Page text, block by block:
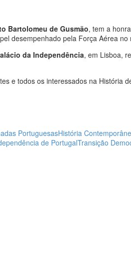
Bartolomeu de Gusmão, tem a
desempenhado pela Força Aérea
da Independência, em Lisboa,
e todos os interessados na História
PortuguesasHistória
de PortugalTransição